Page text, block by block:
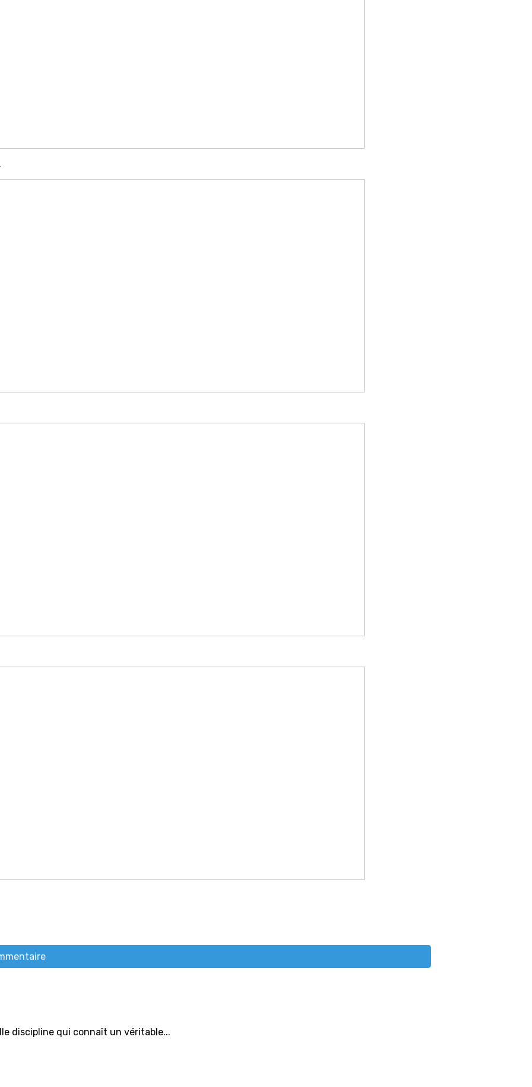
discipline qui connaît un véritable...